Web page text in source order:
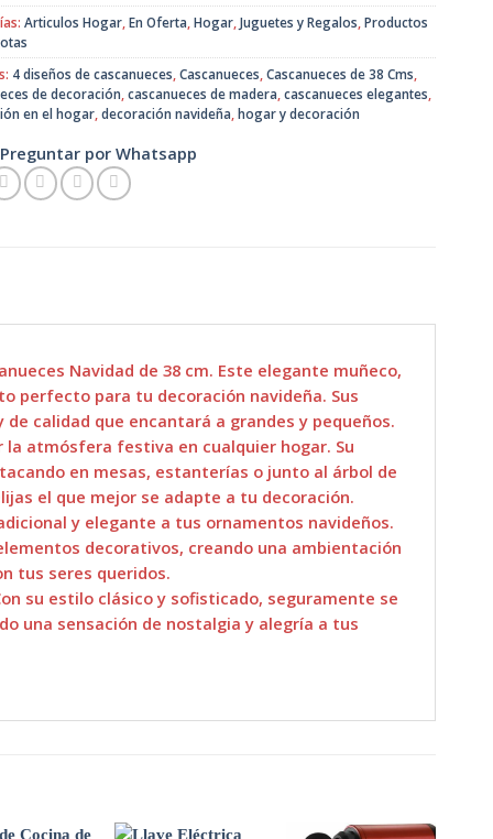
Articulos Hogar En Oferta Hogar Juguetes y Regalos Productos
4 diseños de cascanueces Cascanueces Cascanueces de 38 Cms
de decoración cascanueces de madera cascanueces elegantes
en el hogar decoración navideña hogar y decoración
Preguntar por Whatsapp
Navidad de 38 cm. Este elegante muñeco,
perfecto para tu decoración navideña. Sus
calidad que encantará a grandes y pequeños.
la atmósfera festiva en cualquier hogar. Su
en mesas, estanterías o junto al árbol de
el que mejor se adapte a tu decoración.
y elegante a tus ornamentos navideños.
decorativos, creando una ambientación
tus seres queridos.
su estilo clásico y sofisticado, seguramente se
una sensación de nostalgia y alegría a tus